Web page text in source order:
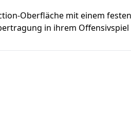
Oberfläche mit einem
in ihrem